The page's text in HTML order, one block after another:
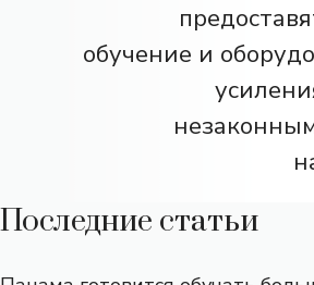
обучение и
Последние статьи